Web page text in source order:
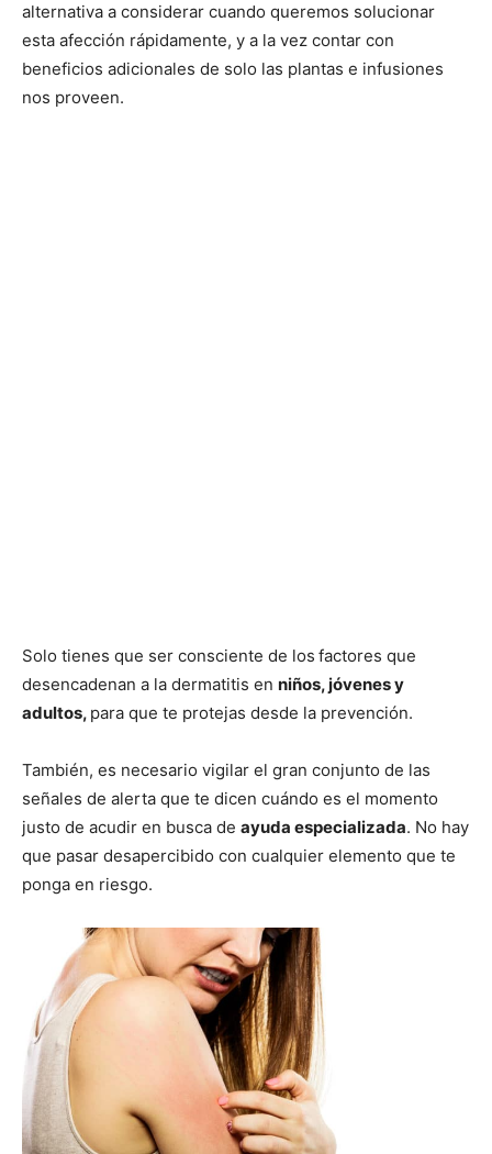
alternativa a considerar cuando queremos solucionar
esta afección rápidamente, y a la vez contar con
beneficios adicionales de solo las plantas e infusiones
nos proveen.
Solo tienes que ser consciente de los factores que
desencadenan a la dermatitis en niños, jóvenes y
adultos, para que te protejas desde la prevención.
También, es necesario vigilar el gran conjunto de las
señales de alerta que te dicen cuándo es el momento
justo de acudir en busca de ayuda especializada. No hay
que pasar desapercibido con cualquier elemento que te
ponga en riesgo.